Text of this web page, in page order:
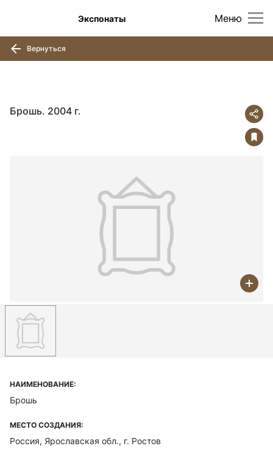
Меню
Экспонаты
Вернуться
Брошь. 2004 г.
НАИМЕНОВАНИЕ:
Брошь
МЕСТО СОЗДАНИЯ:
Россия, Ярославская обл., г. Ростов